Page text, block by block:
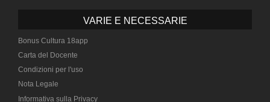
VARIE E NECESSARIE
Bonus Cultura 18app
Carta del Docente
Condizioni per l'uso
Nota Legale
Informativa sulla Privacy